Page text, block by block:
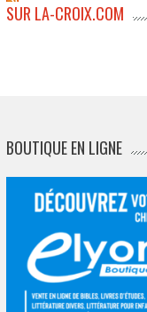
SUR LA-CROIX.COM
BOUTIQUE EN LIGNE